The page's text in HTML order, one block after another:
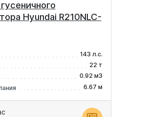
Hyundai R210NLC-
143 л.с.
22 т
0.92 м3
6.67 м